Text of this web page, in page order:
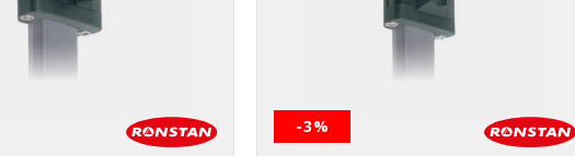
-3%